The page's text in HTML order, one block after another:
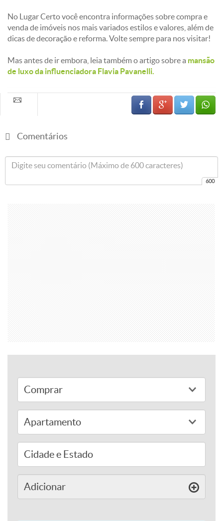
projeto paisagístico de Burle Marx.
Portanto, seu novo proprietário terá que investir um alto
também para conservar suas dependências e aproveitar tudo
que ela tem a oferecer.
No Lugar Certo você encontra informações sobre compra e
venda de imóveis nos mais variados estilos e valores, além de
dicas de decoração e reforma. Volte sempre para nos visitar!
Mas antes de ir embora, leia também o artigo sobre a
Comentários
600